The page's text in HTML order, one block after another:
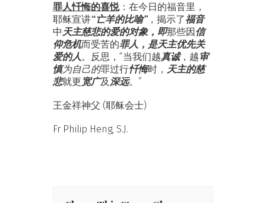
罪人忏悔的喜悦：在今日的福音里，
耶稣宣讲“亡羊的比喻”，揭示了福音
中 天主慈悲的爱的对象，即那些因信
仰危机而受苦的罪人，是天主优先关
爱的人。反思，“当我们越真诚，越审
慎为自己的罪过行忏悔时， 天主的慈
悲就更 宽广及 深远。”
王金祥神父 (耶稣会士)
Fr Philip Heng, S.J.